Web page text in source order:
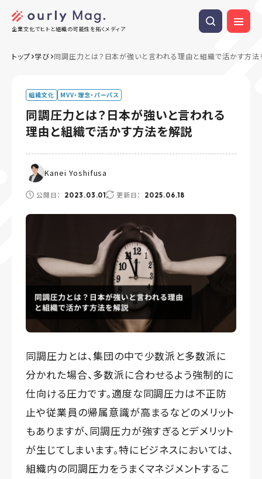
企業文化でヒトと組織の可能性を拓くメディア
トップ 学び 同調圧力とは？日本が強いと言われる理由と組織で活かす方法
組織文化 MVV・理念・パーパス
同調圧力とは？日本が強いと言われる
理由と組織で活かす方法を解説
Kanei Yoshifusa
公開日： 2023.03.01 更新日： 2025.06.18
同調圧力とは、集団の中で少数派と多数派に
分かれた場合、多数派に合わせるよう強制的に
仕向ける圧力です。適度な同調圧力は不正防
止や従業員の帰属意識が高まるなどのメリット
もありますが、同調圧力が強すぎるとデメリット
が生じてしまいます。特にビジネスにおいては、
組織内の同調圧力をうまくマネジメントするこ